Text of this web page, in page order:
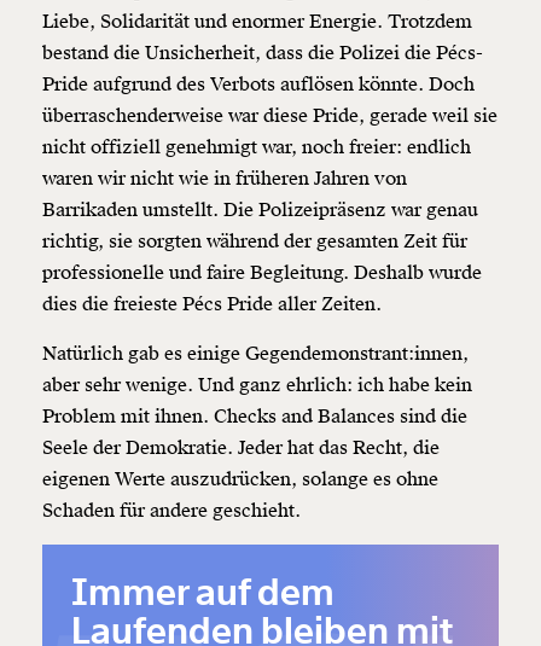
Liebe, Solidarität und enormer Energie. Trotzdem
bestand die Unsicherheit, dass die Polizei die Pécs-
Pride aufgrund des Verbots auflösen könnte. Doch
überraschenderweise war diese Pride, gerade weil sie
nicht offiziell genehmigt war, noch freier: endlich
waren wir nicht wie in früheren Jahren von
Barrikaden umstellt. Die Polizeipräsenz war genau
richtig, sie sorgten während der gesamten Zeit für
professionelle und faire Begleitung. Deshalb wurde
dies die freieste Pécs Pride aller Zeiten.
Natürlich gab es einige Gegendemonstrant:innen,
aber sehr wenige. Und ganz ehrlich: ich habe kein
Problem mit ihnen. Checks and Balances sind die
Seele der Demokratie. Jeder hat das Recht, die
eigenen Werte auszudrücken, solange es ohne
Schaden für andere geschieht.
Immer auf dem
Laufenden bleiben mit